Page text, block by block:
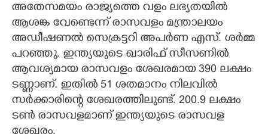
അതേസമയം രാജ്യത്തെ വളം ലഭ്യതയിൽ
ആശങ്ക വേണ്ടെന്ന് രാസവളം മന്ത്രാലയം
അഡീഷണൽ സെക്രട്ടറി അപർണ എസ്. ശർമ്മ
പറഞ്ഞു. ഇന്ത്യയുടെ ഖാരിഫ് സീസണിൽ
ആവശ്യമായ രാസവളം ശേഖരമായ 390 ലക്ഷം
ടണ്ണാണ്. ഇതിൽ 51 ശതമാനം നിലവിൽ
സർക്കാരിന്റെ ശേഖരത്തിലുണ്ട്. 200.9 ലക്ഷം
ടൺ രാസവളമാണ് ഇന്ത്യയുടെ രാസവള
ശേഖരം.